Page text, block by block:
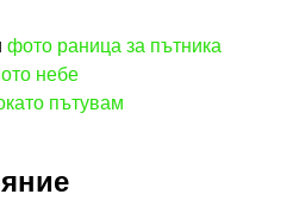
фото раница за пътника
небе
пътувам